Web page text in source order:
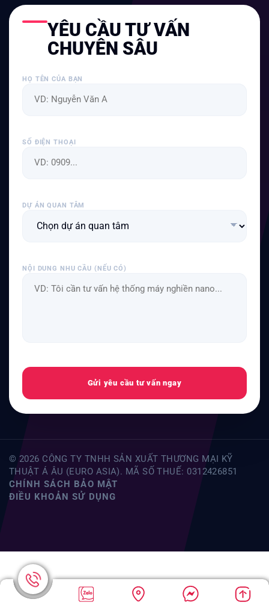
YÊU CẦU TƯ VẤN
CHUYÊN SÂU
HỌ TÊN CỦA BẠN
SỐ ĐIỆN THOẠI
DỰ ÁN QUAN TÂM
NỘI DUNG NHU CẦU (NẾU CÓ)
Gửi yêu cầu tư vấn ngay
© 2026 CÔNG TY TNHH SẢN XUẤT THƯƠNG MẠI KỸ
THUẬT Á ÂU (EURO ASIA). MÃ SỐ THUẾ: 0312426851
CHÍNH SÁCH BẢO MẬT
ĐIỀU KHOẢN SỬ DỤNG